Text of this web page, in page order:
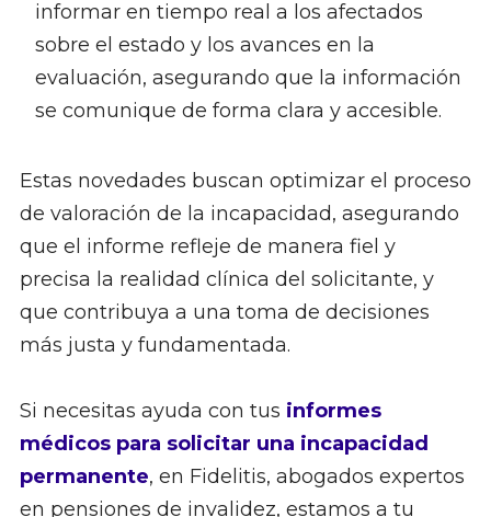
informar en tiempo real a los afectados
sobre el estado y los avances en la
evaluación, asegurando que la información
se comunique de forma clara y accesible.
Estas novedades buscan optimizar el proceso
de valoración de la incapacidad, asegurando
que el informe refleje de manera fiel y
precisa la realidad clínica del solicitante, y
que contribuya a una toma de decisiones
más justa y fundamentada.
Si necesitas ayuda con tus informes
médicos para solicitar una incapacidad
permanente, en Fidelitis, abogados expertos
en pensiones de invalidez, estamos a tu